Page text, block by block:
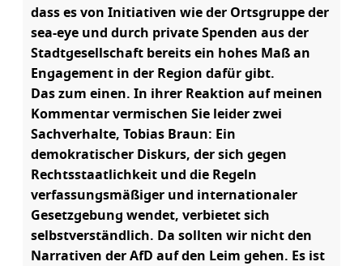
dass es von Initiativen wie der Ortsgruppe der
sea-eye und durch private Spenden aus der
Stadtgesellschaft bereits ein hohes Maß an
Engagement in der Region dafür gibt.
Das zum einen. In ihrer Reaktion auf meinen
Kommentar vermischen Sie leider zwei
Sachverhalte, Tobias Braun: Ein
demokratischer Diskurs, der sich gegen
Rechtsstaatlichkeit und die Regeln
verfassungsmäßiger und internationaler
Gesetzgebung wendet, verbietet sich
selbstverständlich. Da sollten wir nicht den
Narrativen der AfD auf den Leim gehen. Es ist